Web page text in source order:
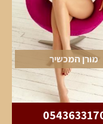
מורן המכשיר